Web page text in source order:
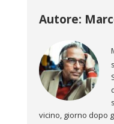
Autore:
vicino, giorno dopo